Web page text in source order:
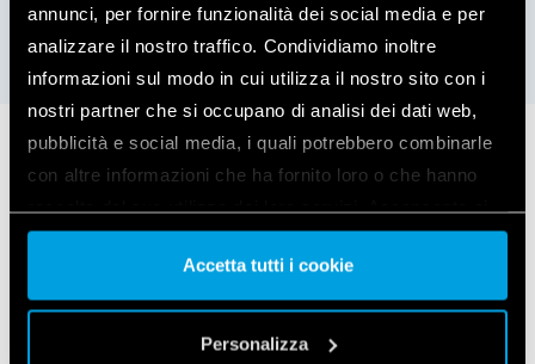
annunci, per fornire funzionalità dei social media e per
analizzare il nostro traffico. Condividiamo inoltre
informazioni sul modo in cui utilizza il nostro sito con i
nostri partner che si occupano di analisi dei dati web,
pubblicità e social media, i quali potrebbero combinarle
con altre informazioni che ha fornito loro o che hanno
nostri cookie se continua ad utilizzare il nostro sito web.
Vai alla Cookie Policy completa
Accetta tutti i cookie
Personalizza
Toepassingsvoorbeelden
De Type 1Y.E8 op een wanddoos
gemonteerde bereikvergroter verbetert het
bereik van YESLY-apparaten en vergroot het